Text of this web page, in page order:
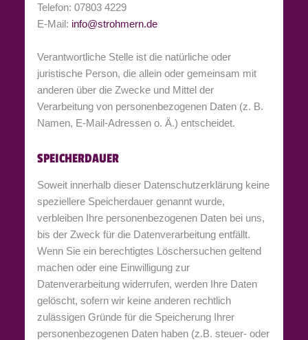
Telefon: 07803 4229
E-Mail: info@strohmern.de
Verantwortliche Stelle ist die natürliche oder
juristische Person, die allein oder gemeinsam mit
anderen über die Zwecke und Mittel der
Verarbeitung von personenbezogenen Daten (z. B.
Namen, E-Mail-Adressen o. Ä.) entscheidet.
SPEICHERDAUER
Soweit innerhalb dieser Datenschutzerklärung keine
speziellere Speicherdauer genannt wurde,
verbleiben Ihre personenbezogenen Daten bei uns,
bis der Zweck für die Datenverarbeitung entfällt.
Wenn Sie ein berechtigtes Löschersuchen geltend
machen oder eine Einwilligung zur
Datenverarbeitung widerrufen, werden Ihre Daten
gelöscht, sofern wir keine anderen rechtlich
zulässigen Gründe für die Speicherung Ihrer
personenbezogenen Daten haben (z.B. steuer- oder